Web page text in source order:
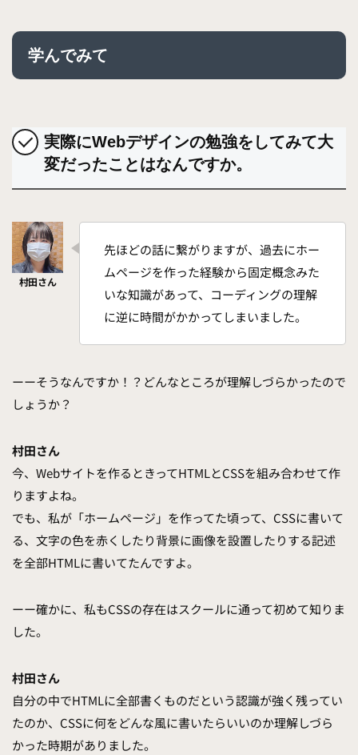
学んでみて
実際にWebデザインの勉強をしてみて大
変だったことはなんですか。
先ほどの話に繋がりますが、過去にホー
ムページを作った経験から固定概念みた
いな知識があって、コーディングの理解
に逆に時間がかかってしまいました。
ーーそうなんですか！？どんなところが理解しづらかったので
しょうか？
村田さん
今、Webサイトを作るときってHTMLとCSSを組み合わせて作
りますよね。
でも、私が「ホームページ」を作ってた頃って、CSSに書いて
る、文字の色を赤くしたり背景に画像を設置したりする記述
を全部HTMLに書いてたんですよ。
ーー確かに、私もCSSの存在はスクールに通って初めて知りま
した。
村田さん
自分の中でHTMLに全部書くものだという認識が強く残ってい
たのか、CSSに何をどんな風に書いたらいいのか理解しづら
かった時期がありました。